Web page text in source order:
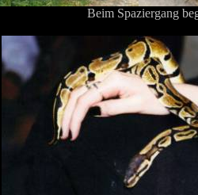
Beim Spaziergang